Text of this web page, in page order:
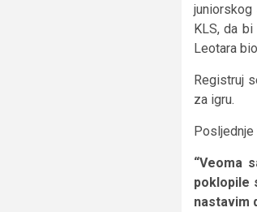
juniorskog
KLS, da
Leotara
Registruj
za igru.
Posljednje
“Veoma
poklopile
nastavim